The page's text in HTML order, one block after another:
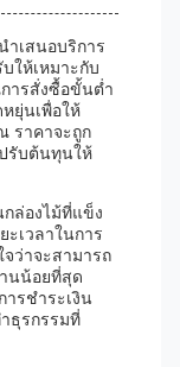
ำเสนอบริการ
ให้เหมาะกับ
ารสั่งซื้อขั้นต่ำ
ยุ่นเพื่อให้
ราคาจะถูก
รับต้นทุนให้
ล่องไม้ที่แข็ง
ะเวลาในการ
จว่าจะสามารถ
นน้อยที่สุด
รชำระเงิน
ธุรกรรมที่